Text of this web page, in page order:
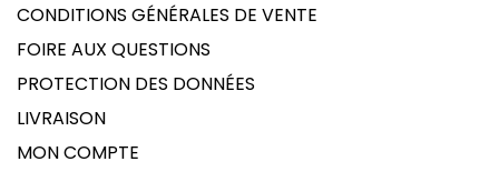
CONDITIONS GÉNÉRALES DE VENTE
FOIRE AUX QUESTIONS
PROTECTION DES DONNÉES
LIVRAISON
MON COMPTE